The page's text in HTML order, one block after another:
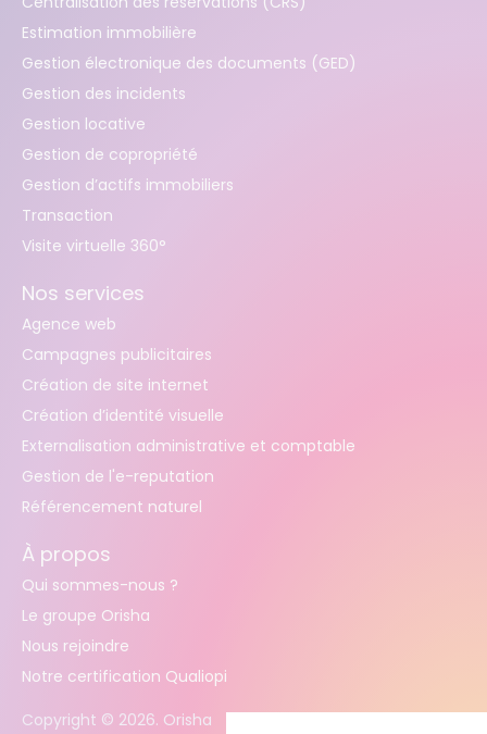
Estimation immobilière
Gestion électronique des documents (GED)
Gestion des incidents
Gestion locative
Gestion de copropriété
Gestion d’actifs immobiliers
Transaction
Visite virtuelle 360°
Nos services
Agence web
Campagnes publicitaires
Création de site internet
Création d’identité visuelle
Externalisation administrative et comptable
Gestion de l'e-reputation
Référencement naturel
À propos
Qui sommes-nous ?
Le groupe Orisha
Nous rejoindre
Notre certification Qualiopi
Copyright © 2026. Orisha